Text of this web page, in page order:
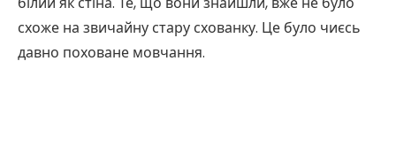
схоже на звичайну стару схованку. Це було чиєсь
давно поховане мовчання.